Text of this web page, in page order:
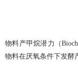
物料产甲烷潜力（
物料在厌氧条件下发酵